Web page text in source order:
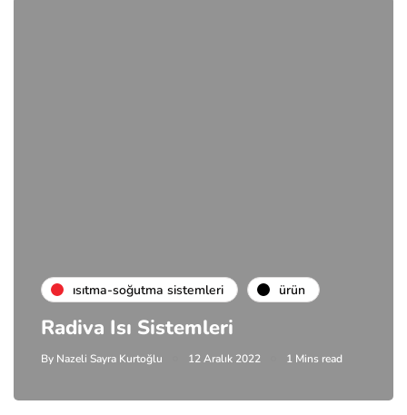
isıtma-soğutma sistemleri ürün
Radiva Isı Sistemleri
By Nazeli Sayra Kurtoğlu 12 Aralık 2022 1 Mins read